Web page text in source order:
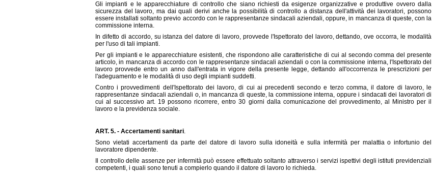
Gli impianti e le apparecchiature di controllo che siano richiesti da esigenze organizzative e produttive ovvero dalla
sicurezza del lavoro, ma dai quali derivi anche la possibilità di controllo a distanza dell'attività dei lavoratori, possono
essere installati soltanto previo accordo con le rappresentanze sindacali aziendali, oppure, in mancanza di queste, con la
commissione interna.
In difetto di accordo, su istanza del datore di lavoro, provvede l'Ispettorato del lavoro, dettando, ove occorra, le modalità
per l'uso di tali impianti.
Per gli impianti e le apparecchiature esistenti, che rispondono alle caratteristiche di cui al secondo comma del presente
articolo, in mancanza di accordo con le rappresentanze sindacali aziendali o con la commissione interna, l'Ispettorato del
lavoro provvede entro un anno dall'entrata in vigore della presente legge, dettando all'occorrenza le prescrizioni per
l'adeguamento e le modalità di uso degli impianti suddetti.
Contro i provvedimenti dell'Ispettorato dei lavoro, di cui ai precedenti secondo e terzo comma, il datore di lavoro, le
rappresentanze sindacali aziendali o, in mancanza di queste, la commissione interna, oppure i sindacati dei lavoratori di
cui al successivo art. 19 possono ricorrere, entro 30 giorni dalla comunicazione del provvedimento, al Ministro per il
lavoro e la previdenza sociale.
ART. 5. - Accertamenti sanitari.
Sono vietati accertamenti da parte del datore di lavoro sulla idoneità e sulla infermità per malattia o infortunio del
lavoratore dipendente.
Il controllo delle assenze per infermità può essere effettuato soltanto attraverso i servizi ispettivi degli istituti previdenziali
competenti, i quali sono tenuti a compierlo quando il datore di lavoro lo richieda.